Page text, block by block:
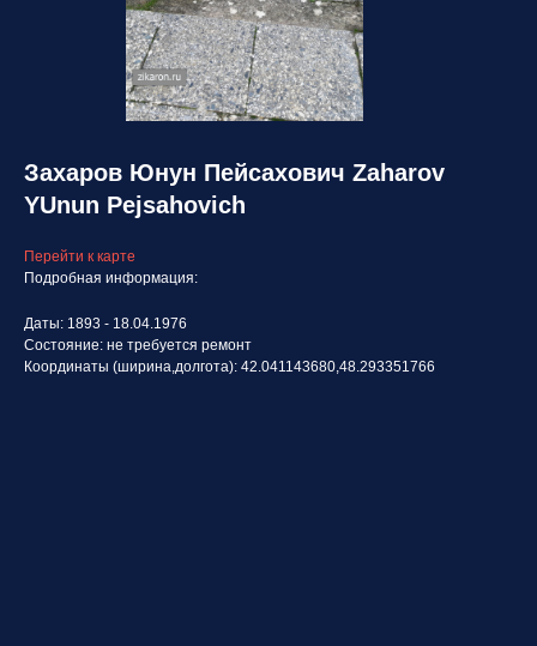
Захаров Юнун Пейсахович Zaharov
YUnun Pejsahovich
Перейти к карте
Подробная информация:
Даты: 1893 - 18.04.1976
Состояние: не требуется ремонт
Координаты (ширина,долгота): 42.041143680,48.293351766